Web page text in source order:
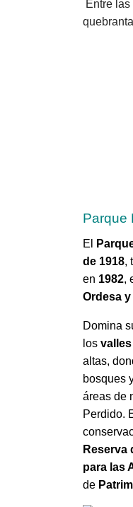
Entre
Parque
El
de 1918,
en 1982,
Ordesa
Domina
los
altas,
bosques
áreas de
Perdido.
Reserva
para las
de